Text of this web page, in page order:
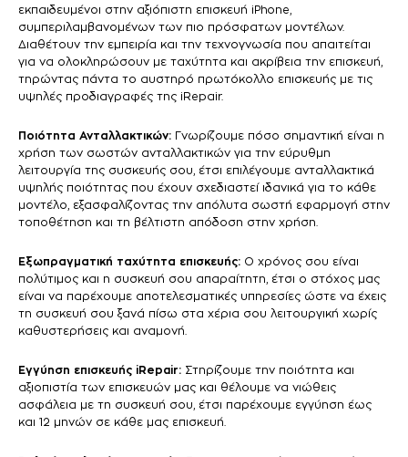
εκπαιδευμένοι στην αξιόπιστη επισκευή iPhone,
συμπεριλαμβανομένων των πιο πρόσφατων μοντέλων.
Διαθέτουν την εμπειρία και την τεχνογνωσία που απαιτείται
για να ολοκληρώσουν με ταχύτητα και ακρίβεια την επισκευή,
τηρώντας πάντα το αυστηρό πρωτόκολλο επισκευής με τις
υψηλές προδιαγραφές της iRepair.
Ποιότητα Ανταλλακτικών:Γνωρίζουμε πόσο σημαντική είναι η
χρήση των σωστών ανταλλακτικών για την εύρυθμη
λειτουργία της συσκευής σου, έτσι επιλέγουμε ανταλλακτικά
υψηλής ποιότητας που έχουν σχεδιαστεί ιδανικά για το κάθε
μοντέλο, εξασφαλίζοντας την απόλυτα σωστή εφαρμογή στην
τοποθέτηση και τη βέλτιστη απόδοση στην χρήση.
Εξωπραγματική ταχύτητα επισκευής: Ο χρόνος σου είναι
πολύτιμος και η συσκευή σου απαραίτητη, έτσι ο στόχος μας
είναι να παρέχουμε αποτελεσματικές υπηρεσίες ώστε να έχεις
τη συσκευή σου ξανά πίσω στα χέρια σου λειτουργική χωρίς
καθυστερήσεις και αναμονή.
Εγγύηση επισκευής iRepair: Στηρίζουμε την ποιότητα και
αξιοπιστία των επισκευών μας και θέλουμε να νιώθεις
ασφάλεια με τη συσκευή σου, έτσι παρέχουμε εγγύηση έως
και 12 μηνών σε κάθε μας επισκευή.